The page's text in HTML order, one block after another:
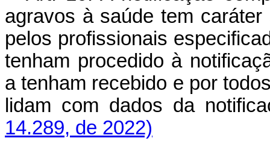
agravos à saúde tem
pelos profissionais
tenham procedido à
a tenham recebido e por
lidam com dados da
14.289, de 2022)